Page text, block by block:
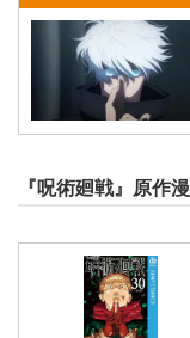
『呪術廻戦』原作